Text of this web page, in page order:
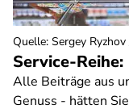
Service-
Alle Beiträge aus
Genuss - hätten
Quelle: Sergey